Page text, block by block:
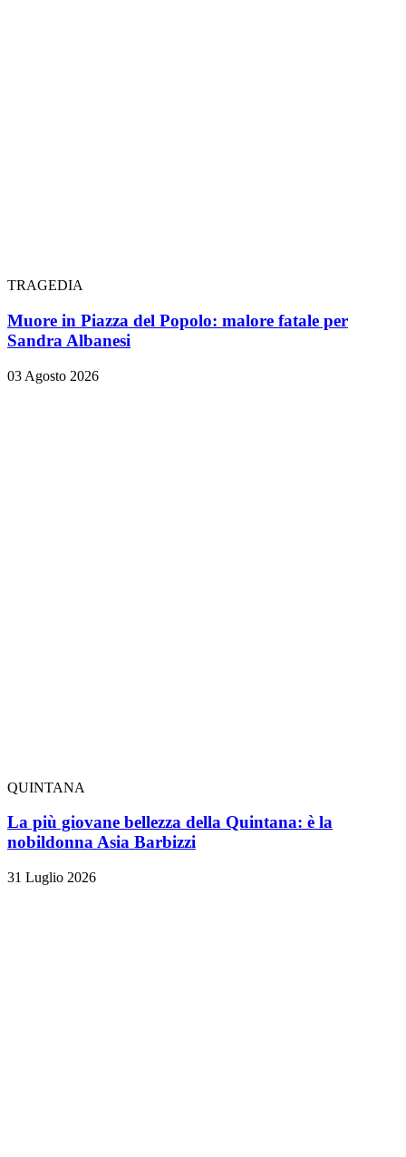
TRAGEDIA
Muore in Piazza del Popolo: malore fatale per
Sandra Albanesi
03 Agosto 2026
QUINTANA
La più giovane bellezza della Quintana: è la
nobildonna Asia Barbizzi
31 Luglio 2026